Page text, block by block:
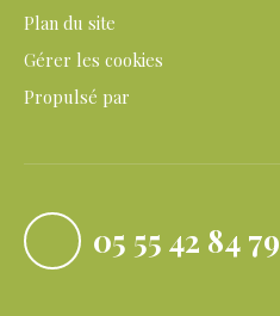
Plan du site
Gérer les cookies
Propulsé par
05 55 42 84 79